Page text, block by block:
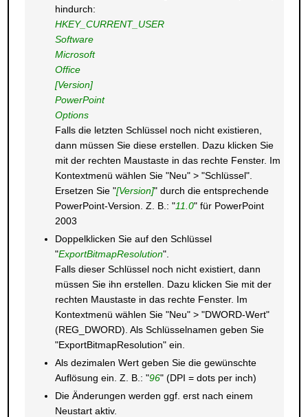
hindurch:
HKEY_CURRENT_USER
Software
Microsoft
Office
[Version]
PowerPoint
Options
Falls die letzten Schlüssel noch nicht existieren,
dann müssen Sie diese erstellen. Dazu klicken Sie
mit der rechten Maustaste in das rechte Fenster. Im
Kontextmenü wählen Sie "Neu" > "Schlüssel".
Ersetzen Sie "[Version]" durch die entsprechende
PowerPoint-Version. Z. B.: "11.0" für PowerPoint
2003
Doppelklicken Sie auf den Schlüssel
"ExportBitmapResolution".
Falls dieser Schlüssel noch nicht existiert, dann
müssen Sie ihn erstellen. Dazu klicken Sie mit der
rechten Maustaste in das rechte Fenster. Im
Kontextmenü wählen Sie "Neu" > "DWORD-Wert"
(REG_DWORD). Als Schlüsselnamen geben Sie
"ExportBitmapResolution" ein.
Als dezimalen Wert geben Sie die gewünschte
Auflösung ein. Z. B.: "96" (DPI = dots per inch)
Die Änderungen werden ggf. erst nach einem
Neustart aktiv.